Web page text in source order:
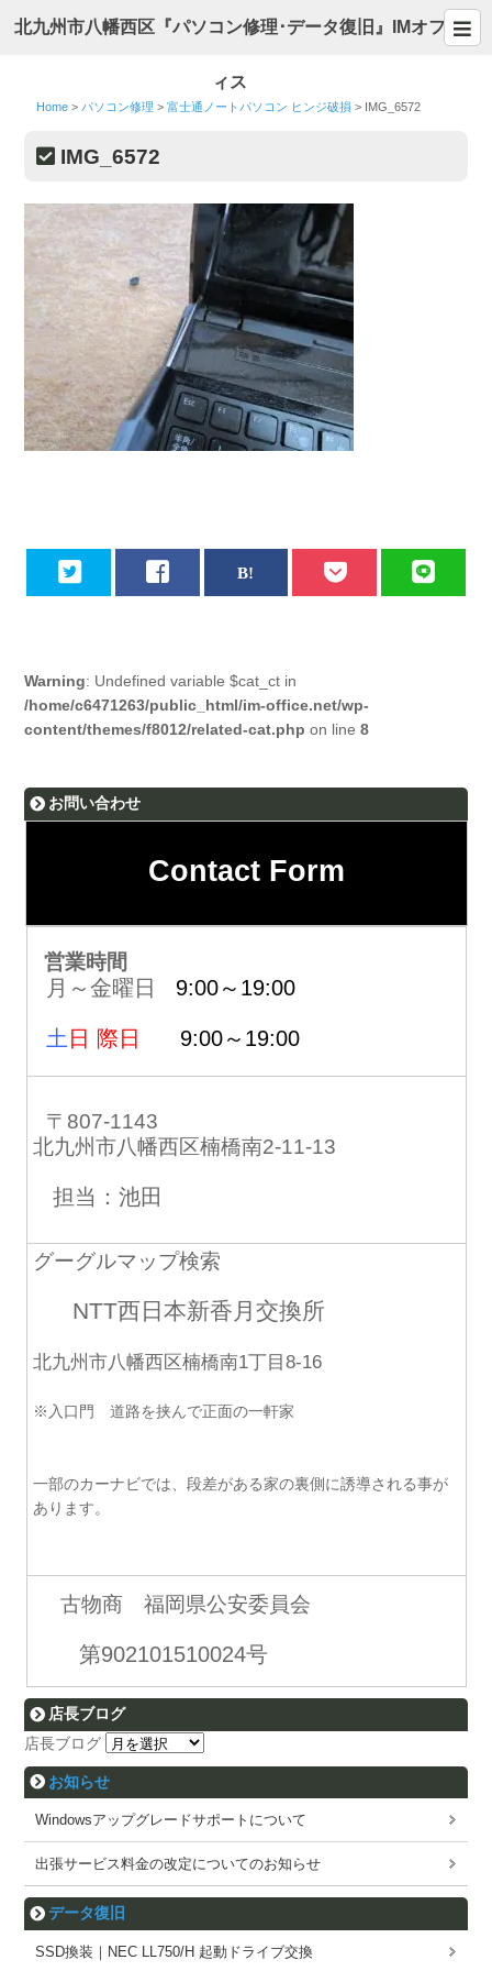
北九州市八幡西区『パソコン修理･データ復旧』IMオフ
ィス
Home > パソコン修理 >富士通ノートパソコン ヒンジ破損 > IMG_6572
IMG_6572
Warning: Undefined variable $cat_ct in
/home/c6471263/public_html/im-office.net/wp-
content/themes/f8012/related-cat.php on line8
お問い合わせ
Contact Form
営業時間
月～金曜日 9:00～19:00
土 日 際日 9:00～19:00
〒807-1143
北九州市八幡西区楠橋南2-11-13
担当：池田
グーグルマップ検索
NTT西日本新香月交換所
北九州市八幡西区楠橋南1丁目8-16
※入口門 道路を挟んで正面の一軒家
一部のカーナビでは、段差がある家の裏側に誘導される事が
あります。
古物商 福岡県公安委員会
第902101510024号
店長ブログ
店長ブログ
お知らせ
Windowsアップグレードサポートについて
出張サービス料金の改定についてのお知らせ
データ復旧
SSD換装｜NEC LL750/H 起動ドライブ交換